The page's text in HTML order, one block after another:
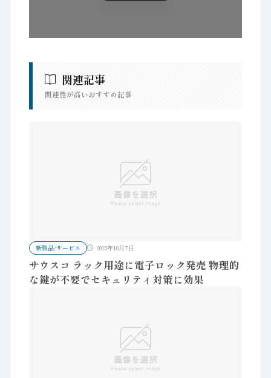
関連記事
関連性が高いおすすめ記事
新製品/サービス 2015年10月7日
サウスコ ラック用途に電子ロック発売 物理的
な鍵が不要でセキュリティ対策に効果